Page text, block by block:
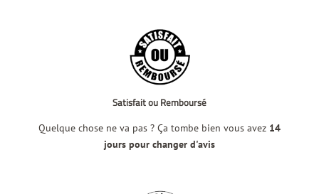
Satisfait ou Remboursé
Quelque chose ne va pas ? Ça tombe bien vous avez 14
jours pour changer d'avis